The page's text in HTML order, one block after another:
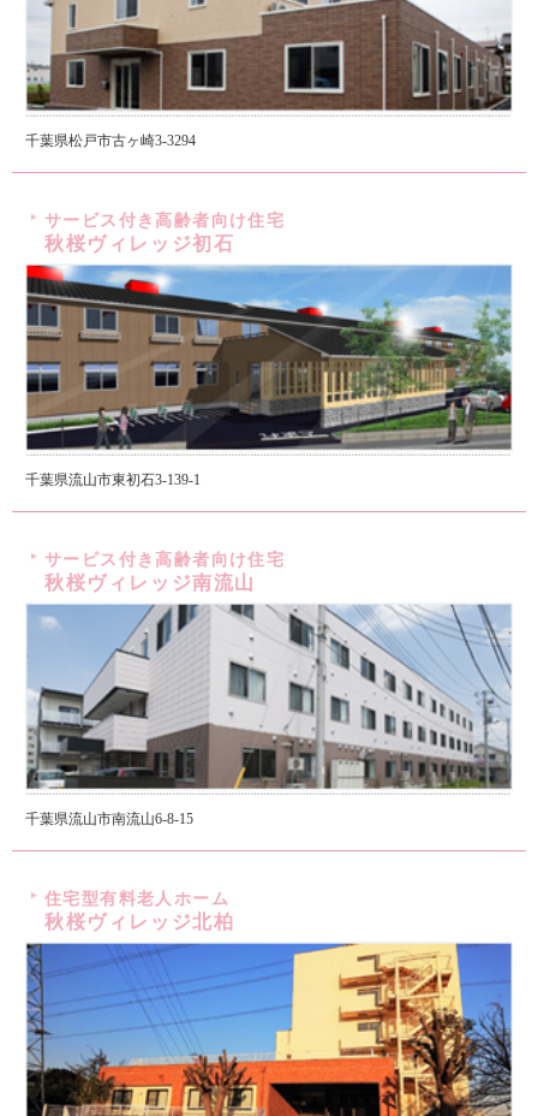
千葉県松戸市古ヶ崎3-3294
サービス付き高齢者向け住宅
秋桜ヴィレッジ初石
千葉県流山市東初石3-139-1
サービス付き高齢者向け住宅
秋桜ヴィレッジ南流山
千葉県流山市南流山6-8-15
住宅型有料老人ホーム
秋桜ヴィレッジ北柏